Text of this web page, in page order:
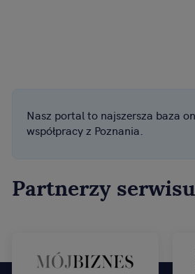
Nasz portal to najszersza baza
współpracy z Poznania.
Partnerzy serwisu